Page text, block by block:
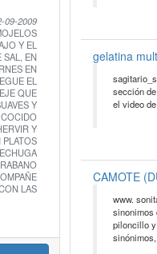
09-2009
Y EL
SAL, EN
EN
EL
QUE
Y
Y
PLATOS
LAS
gelatina
sección
el video
CAMOTE
www.
sinonimos
piloncillo y